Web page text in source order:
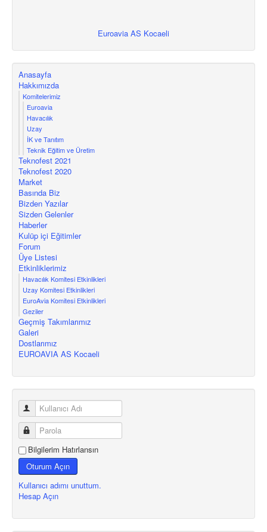
Euroavia AS Kocaeli
Anasayfa
Hakkımızda
Komitelerimiz
Euroavia
Havacılık
Uzay
İK ve Tanıtım
Teknik Eğitim ve Üretim
Teknofest 2021
Teknofest 2020
Market
Basında Biz
Bizden Yazılar
Sizden Gelenler
Haberler
Kulüp içi Eğitimler
Forum
Üye Listesi
Etkinliklerimiz
Havacılık Komitesi Etkinlikleri
Uzay Komitesi Etkinlikleri
EuroAvia Komitesi Etkinlikleri
Geziler
Geçmiş Takımlarımız
Galeri
Dostlarımız
EUROAVIA AS Kocaeli
Bilgilerim Hatırlansın
Oturum Açın
Kullanıcı adımı unuttum.
Hesap Açın